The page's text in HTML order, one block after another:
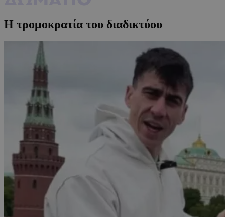
Η τρομοκρατία του διαδικτύου